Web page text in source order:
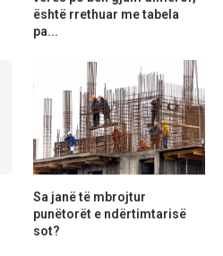
është rrethuar me tabela
pa...
Sa janë të mbrojtur
punëtorët e ndërtimtarisë
sot?